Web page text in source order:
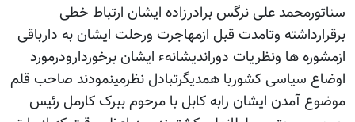
سناتورمحمد علی نرگس برادرزاده ایشان ارتباط خطی
برقرارداشته وتامدت قبل ازمهاجرت ورحلت ایشان به دارباقی
ازمشوره ها ونظریات دوراندیشانهء ایشان برخوردارودرمورد
اوضاع سیاسی کشوربا همدیگرتبادل نظرمینمودند صاحب قلم
موضوع آمدن ایشان رابه کابل با مرحوم ببرک کارمل رئیس